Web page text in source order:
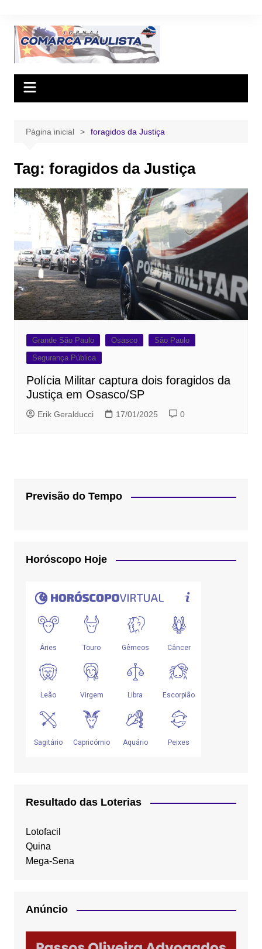
conteúdo
Página inicial foragidos da Justiça
Tag: foragidos da Justiça
Grande São Paulo Osasco
São Paulo
Segurança Pública
Polícia Militar captura dois foragidos da
Justiça em Osasco/SP
Erik Geralducci 17/01/2025 0
Previsão do Tempo
Horóscopo Hoje
Resultado das Loterias
Lotofacil
Quina
Mega-Sena
Anúncio